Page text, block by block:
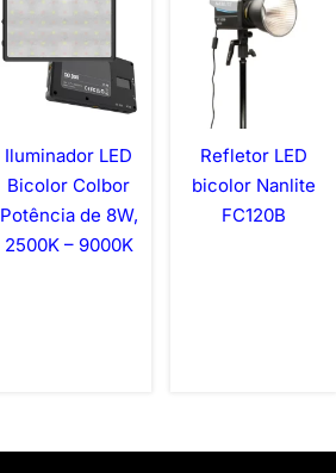
Iluminador LED
Bicolor Colbor
Potência de 8W,
2500K – 9000K
Refletor LED
bicolor Nanlite
FC120B